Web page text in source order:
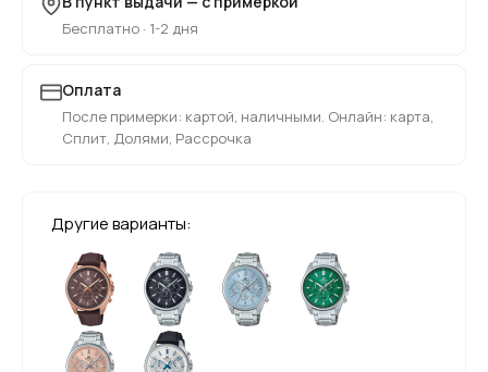
Бесплатно · 1-2 дня
Оплата
После примерки: картой, наличными. Онлайн: карта,
Сплит, Долями, Рассрочка
Другие варианты: